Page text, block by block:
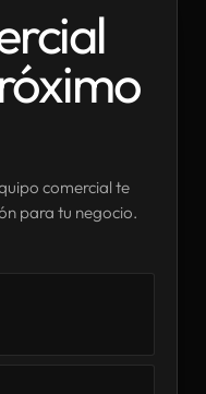
comercial te
para tu negocio.